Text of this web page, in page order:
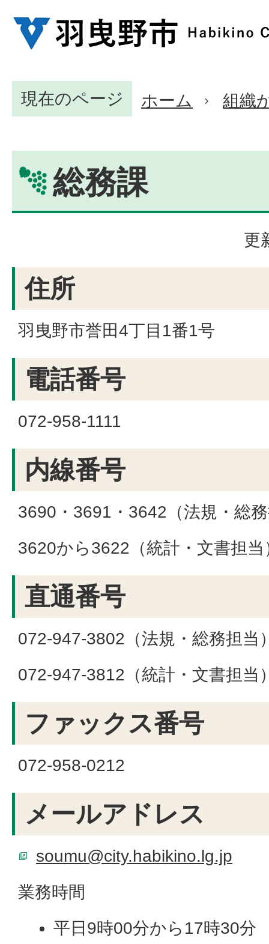
現在のページ ホーム 組織
総務課
更
住所
羽曳野市誉田4丁目1番1号
電話番号
072-958-1111
内線番号
3690・3691・3642（法規・総
3620から3622（統計・文書担当
直通番号
072-947-3802（法規・総務担当
072-947-3812（統計・文書担当
ファックス番号
072-958-0212
メールアドレス
soumu@city.habikino.lg.jp
業務時間
平日9時00分から17時30分